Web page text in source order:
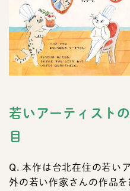
若いアーティスト
目
Q. 本作は台北在住の若い
外の若い作家さんの作品